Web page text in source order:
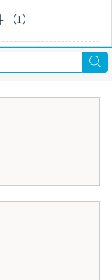
（1）